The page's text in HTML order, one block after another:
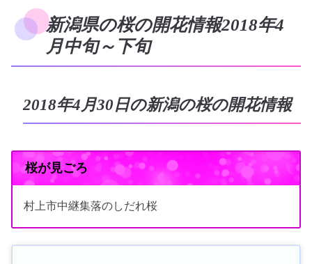
新潟県の桜の開花情報2018年4
月中旬～下旬
2018年4月30日の新潟の桜の開花情報
桜が見ごろ
村上市中継集落のしだれ桜